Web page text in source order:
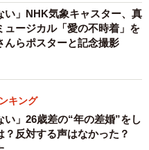
？
ツガツしたところが少し
立つのが苦手で温厚なタ
シャレでダンディー、85
い」NHK気象キャスター、真
ュージカル「愛の不時着」を
らポスターと記念撮影
キング
い」26歳差の“年の差婚”をし
反対する声はなかった？